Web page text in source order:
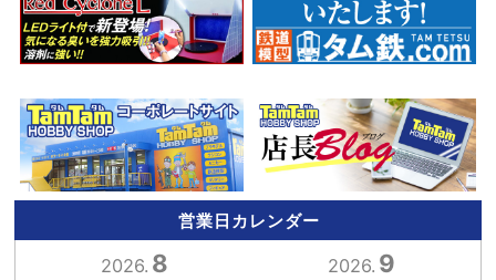
営業日カレンダー
2026. 8 2026. 9